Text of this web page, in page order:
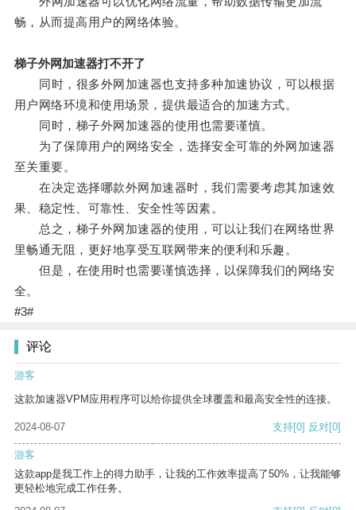
畅，从而提高用户的网络体验。
梯子外网加速器打不开了
同时，很多外网加速器也支持多种加速协议，可以根据
用户网络环境和使用场景，提供最适合的加速方式。
同时，梯子外网加速器的使用也需要谨慎。
为了保障用户的网络安全，选择安全可靠的外网加速器
至关重要。
在决定选择哪款外网加速器时，我们需要考虑其加速效
果、稳定性、可靠性、安全性等因素。
总之，梯子外网加速器的使用，可以让我们在网络世界
里畅通无阻，更好地享受互联网带来的便利和乐趣。
但是，在使用时也需要谨慎选择，以保障我们的网络安
全。
#3#
评论
游客
这款加速器VPM应用程序可以给你提供全球覆盖和最高安全性的连接。
2024-08-07 支持[0] 反对[0]
游客
这款app是我工作上的得力助手，让我的工作效率提高了50%，让我能够
更轻松地完成工作任务。